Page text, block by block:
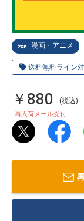
漫画・アニメ
送料無料ライン
￥880 (税込)
再入荷メール受付